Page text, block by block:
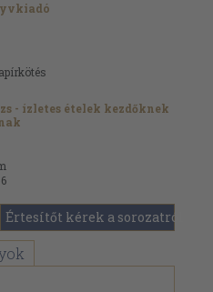
- ízletes ételek kezdőknek
Értesítőt kérek a sorozatról